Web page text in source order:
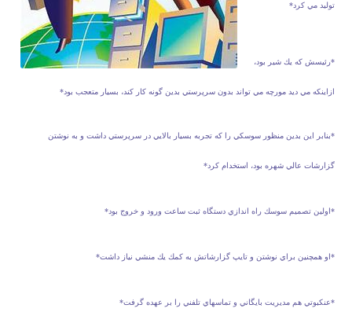
توليد مي كرد*
*رئيسش كه يك شير بود،
ازاينكه مي ديد مورچه مي تواند بدون سرپرستي بدين گونه كار كند، بسيار متعجب بود*
*بنابر اين بدين منظور سوسكي را كه تجربه بسيار بالايي در سرپرستي داشت و به نوشتن
گزارشات عالي شهره بود، استخدام كرد*
*اولين تصميم سوسك راه اندازي دستگاه ثبت ساعت ورود و خروج بود*
*او همچنين براي نوشتن و تايپ گزارشاتش به كمك يك منشي نياز داشت*
*عنكبوتي هم مديريت بايگاني و تماسهاي تلفني را بر عهده گرفت*